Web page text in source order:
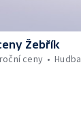
Žebřík
ceny Hudba